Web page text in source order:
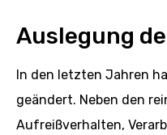
Auslegung
In den letzten Jahren
geändert. Neben den
Aufreißverhalten,